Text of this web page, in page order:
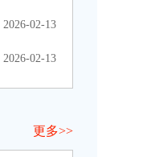
2026-02-13
2026-02-13
更多>>